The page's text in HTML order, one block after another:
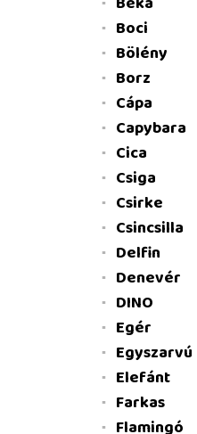
Boci
Bölény
Borz
Cápa
Capybara
Cica
Csiga
Csirke
Csincsilla
Delfin
Denevér
DINO
Egér
Egyszarvú
Elefánt
Farkas
Flamingó